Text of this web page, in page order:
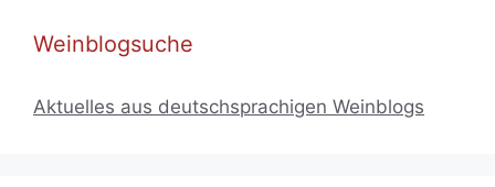
Weinblogsuche
Aktuelles aus deutschsprachigen Weinblogs